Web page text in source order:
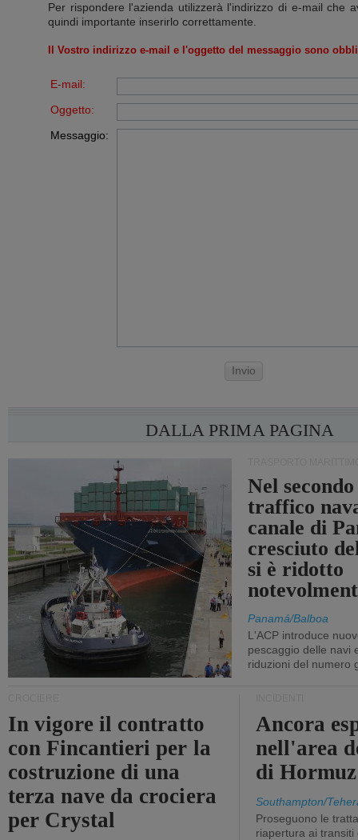
Per rispondere l'azienda utilizzerà l'indirizzo di e-mail che
quindi importante inserirlo correttamente.
Il Vostro indirizzo e-mail e l'oggetto del messaggio sono
E-mail:
Oggetto:
Messaggio:
Invio
DALLA PRIMA PAGINA
Nel
traffico
canale di
cresciuto
si è ridotto
Panamá/Balboa
L'ACP introduce
pescaggio delle navi
riduzioni del numero
In vigore il contratto
con Fincantieri per la
costruzione di una
terza nave da crociera
per Crystal
Ancora
nell'area
di Hormuz
Southampton/
Proseguono le
riapertura ai